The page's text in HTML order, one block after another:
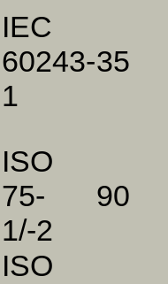
IEC
60243-
1
35
ISO
75-
1/-2
90
ISO